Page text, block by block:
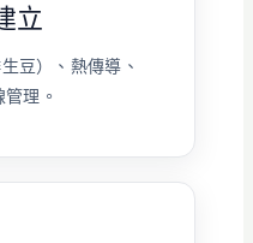
立
豆）、熱傳導、
理。